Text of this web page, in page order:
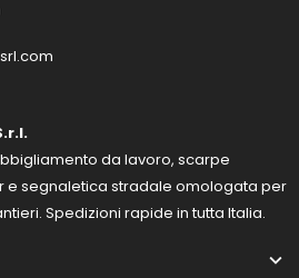
da lavoro, scarpe
e segnaletica stradale omologata per
Spedizioni rapide in tutta Italia.